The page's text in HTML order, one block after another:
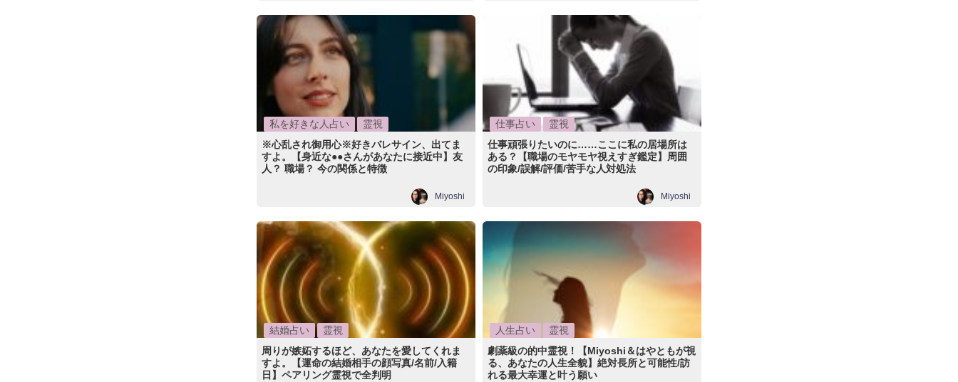
私を好きな人占い
霊視
※心乱され御用心※好きバレサイン、出てま
すよ。【身近な●●さんがあなたに接近中】友
人？ 職場？ 今の関係と特徴
Miyoshi
仕事占い
霊視
仕事頑張りたいのに……ここに私の居場所は
ある？【職場のモヤモヤ視えすぎ鑑定】周囲
の印象/誤解/評価/苦手な人対処法
Miyoshi
結婚占い
霊視
周りが嫉妬するほど、あなたを愛してくれま
すよ。【運命の結婚相手の顔写真/名前/入籍
日】ペアリング霊視で全判明
人生占い
霊視
劇薬級の的中霊視！【Miyoshi＆はやともが視
る、あなたの人生全貌】絶対長所と可能性/訪
れる最大幸運と叶う願い